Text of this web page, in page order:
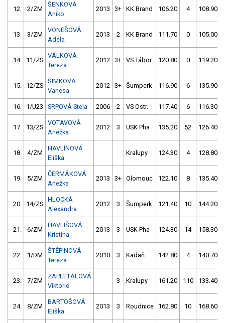
12. 2/ZM
ŠENKOVÁ
Aniko
2013 3+ KK Brand 106.20 4 108.90
13. 3/ZM
VONEŠOVÁ
Adéla
2013 2 KK Brand 111.70 0 105.00
14. 11/ZS
VÁLKOVÁ
Tereza
2012 3+ VS Tábor 120.80 0 119.20
15. 12/ZS
ŠIMKOVÁ
Vanesa
2012 3+ Šumperk 116.90 6 135.90
16. 1/U23 SRPOVÁ Stela 2006 2 VS Ostr. 117.40 6 116.30
17. 13/ZS
VOTAVOVÁ
Anežka
2012 3 USK Pha 135.20 52 126.40
18. 4/ZM
HAVLÍNOVÁ
Eliška
Kralupy 124.30 4 128.80
19. 5/ZM
ČERMÁKOVÁ
Anežka
2013 3+ Olomouc 122.10 8 135.40
20. 14/ZS
HLOCKÁ
Alexandra
2012 3 Šumperk 121.40 10 144.20
21. 6/ZM
HAVLIŠOVÁ
Kristína
2013 3 USK Pha 124.30 14 158.30
22. 1/DM
ŠTĚPINOVÁ
Tereza
2010 3 Kadaň 142.80 4 140.70
23. 7/ZM
ZAPLETALOVÁ
Viktorie
3 Kralupy 161.20 110 133.40
24. 8/ZM
BARTOŠOVÁ
Eliška
2013 3 Roudnice 162.80 10 168.60